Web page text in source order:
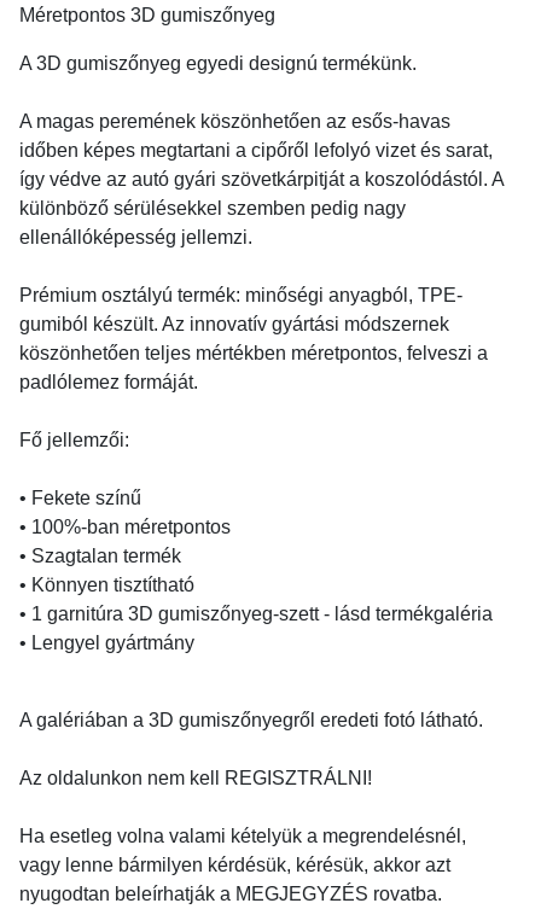
Méretpontos 3D gumiszőnyeg
A 3D gumiszőnyeg egyedi designú termékünk.
A magas peremének köszönhetően az esős-havas
időben képes megtartani a cipőről lefolyó vizet és sarat,
így védve az autó gyári szövetkárpitját a koszolódástól. A
különböző sérülésekkel szemben pedig nagy
ellenállóképesség jellemzi.
Prémium osztályú termék: minőségi anyagból, TPE-
gumiból készült. Az innovatív gyártási módszernek
köszönhetően teljes mértékben méretpontos, felveszi a
padlólemez formáját.
Fő jellemzői:
• Fekete színű
• 100%-ban méretpontos
• Szagtalan termék
• Könnyen tisztítható
• 1 garnitúra 3D gumiszőnyeg-szett - lásd termékgaléria
• Lengyel gyártmány
A galériában a 3D gumiszőnyegről eredeti fotó látható.
Az oldalunkon nem kell REGISZTRÁLNI!
Ha esetleg volna valami kételyük a megrendelésnél,
vagy lenne bármilyen kérdésük, kérésük, akkor azt
nyugodtan beleírhatják a MEGJEGYZÉS rovatba.